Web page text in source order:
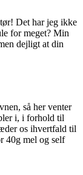
Det har jeg ikke
for meget? Min
dejligt at din
så her venter
i, i forhold til
os ihvertfald til
40g mel og self